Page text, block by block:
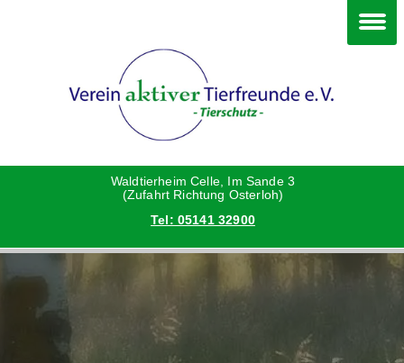
Waldtierheim Celle, Im Sande 3
(Zufahrt Richtung Osterloh)
Tel: 05141 32900
Katzen
Vermittlungshilfe privat
Danke an die Helfer
Vorstand
Satzung